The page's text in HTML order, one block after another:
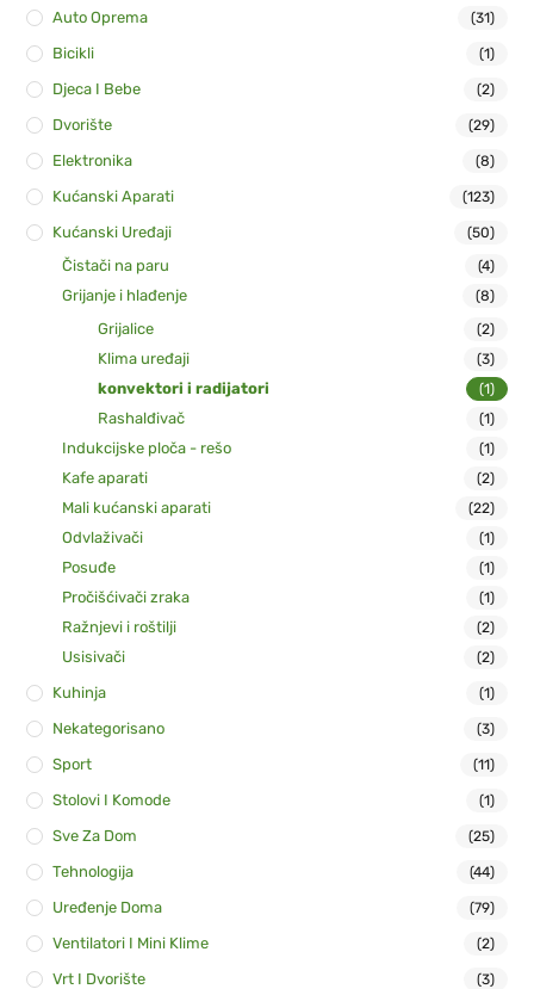
Auto Oprema (31)
Bicikli (1)
Djeca I Bebe (2)
Dvorište (29)
Elektronika (8)
Kućanski Aparati (123)
Kućanski Uređaji (50)
Čistači na paru (4)
Grijanje i hlađenje (8)
Grijalice (2)
Klima uređaji (3)
konvektori i radijatori (1)
Rashalđivač (1)
Indukcijske ploča - rešo (1)
Kafe aparati (2)
Mali kućanski aparati (22)
Odvlaživači (1)
Posuđe (1)
Pročišćivači zraka (1)
Ražnjevi i roštilji (2)
Usisivači (2)
Kuhinja (1)
Nekategorisano (3)
Sport (11)
Stolovi I Komode (1)
Sve Za Dom (25)
Tehnologija (44)
Uređenje Doma (79)
Ventilatori I Mini Klime (2)
Vrt I Dvorište (3)